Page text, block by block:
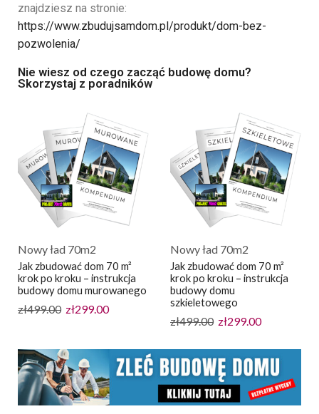
znajdziesz na stronie:
https://www.zbudujsamdom.pl/produkt/dom-bez-
pozwolenia/
Nie wiesz od czego zacząć budowę domu?
Skorzystaj z poradników
Nowy ład 70m2
Jak zbudować dom 70 m²
krok po kroku – instrukcja
budowy domu murowanego
zł499.00 zł299.00
Nowy ład 70m2
Jak zbudować dom 70 m²
krok po kroku – instrukcja
budowy domu
szkieletowego
zł499.00 zł299.00